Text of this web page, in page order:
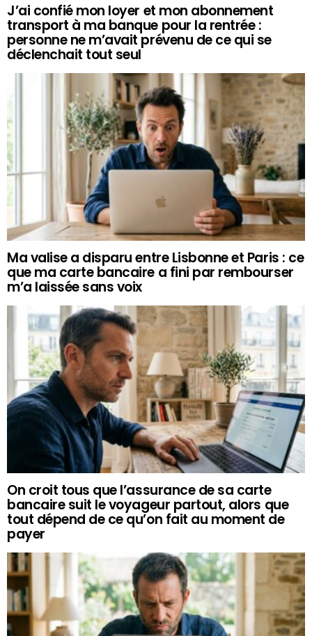
J’ai confié mon loyer et mon abonnement
transport à ma banque pour la rentrée :
personne ne m’avait prévenu de ce qui se
déclenchait tout seul
Ma valise a disparu entre Lisbonne et Paris : ce
que ma carte bancaire a fini par rembourser
m’a laissée sans voix
On croit tous que l’assurance de sa carte
bancaire suit le voyageur partout, alors que
tout dépend de ce qu’on fait au moment de
payer